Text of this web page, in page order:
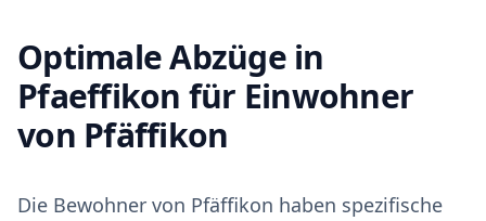
Optimale Abzüge in
Pfaeffikon für Einwohner
von Pfäffikon
Die Bewohner von Pfäffikon haben spezifische